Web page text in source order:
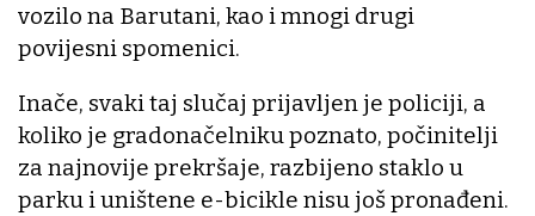
vozilo na Barutani, kao i mnogi drugi
povijesni spomenici.
Inače, svaki taj slučaj prijavljen je policiji, a
koliko je gradonačelniku poznato, počinitelji
za najnovije prekršaje, razbijeno staklo u
parku i uništene e-bicikle nisu još pronađeni.